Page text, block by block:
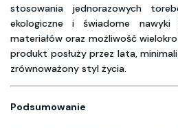
stosowania jednorazowych
ekologiczne i świadome nawyki
materiałów oraz możliwość
produkt posłuży przez lata,
zrównoważony styl życia.
Podsumowanie